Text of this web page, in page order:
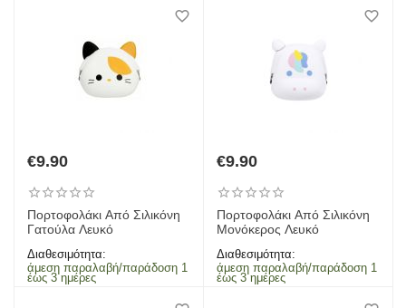
€9.90
Πορτοφολάκι Από Σιλικόνη
Γατούλα Λευκό
Διαθεσιμότητα:
άμεση παραλαβή/παράδοση 1
έως 3 ημέρες
€9.90
Πορτοφολάκι Από Σιλικόνη
Μονόκερος Λευκό
Διαθεσιμότητα:
άμεση παραλαβή/παράδοση 1
έως 3 ημέρες